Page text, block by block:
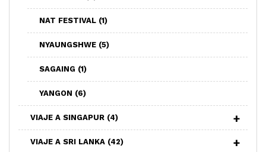
NAT FESTIVAL (1)
NYAUNGSHWE (5)
SAGAING (1)
YANGON (6)
VIAJE A SINGAPUR (4)
VIAJE A SRI LANKA (42)